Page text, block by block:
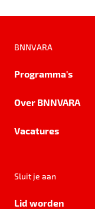
BNNVARA
Programma's
Over BNNVARA
Vacatures
Sluit je aan
Lid worden